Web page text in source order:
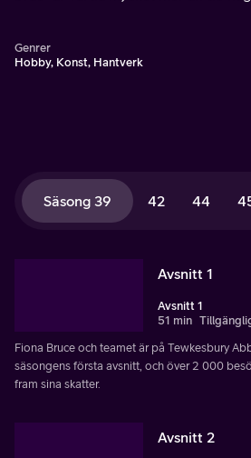
Genrer
Hobby, Konst, Hantverk
Säsong 39 42 44
Avsnitt 1
Avsnitt 1
51 min
Fiona Bruce och teamet är på Tewkesbury
säsongens första avsnitt, och över 2 000
fram sina skatter.
Avsnitt 2